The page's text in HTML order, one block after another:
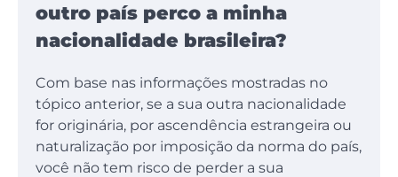
outro país perco a minha
nacionalidade brasileira?
Com base nas informações mostradas no
tópico anterior, se a sua outra nacionalidade
for originária, por ascendência estrangeira ou
naturalização por imposição da norma do país,
você não tem risco de perder a sua